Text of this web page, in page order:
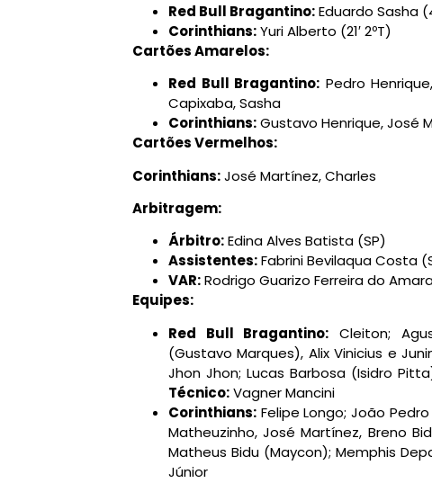
Red Bull Bragantino:Eduardo Sasha
Corinthians:Yuri Alberto (21′ 2ºT)
Cartões Amarelos:
Red Bull Bragantino: Pedro
Capixaba, Sasha
Corinthians:Gustavo Henrique, José
Cartões Vermelhos:
Corinthians:José Martínez, Charles
Arbitragem:
Árbitro:Edina Alves Batista (SP)
Assistentes:Fabrini Bevilaqua Costa
VAR:Rodrigo Guarizo Ferreira do
Equipes:
Red Bull Bragantino: Cleiton;
(Gustavo Marques), Alix Vinicius e
Jhon Jhon; Lucas Barbosa (Isidro
Técnico:Vagner Mancini
Corinthians: Felipe Longo; João
Matheuzinho, José Martínez, Breno
Matheus Bidu (Maycon); Memphis
Júnior